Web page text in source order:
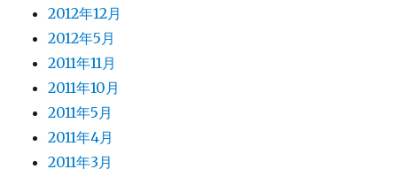
2012年12月
2012年5月
2011年11月
2011年10月
2011年5月
2011年4月
2011年3月